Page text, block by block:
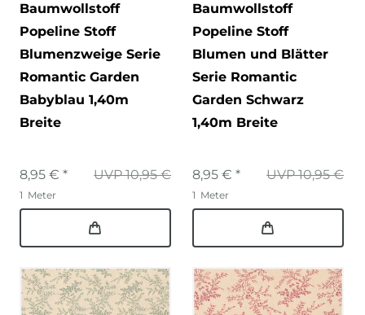
Baumwollstoff
Popeline Stoff
Blumenzweige Serie
Romantic Garden
Babyblau 1,40m
Breite
UVP 10,95 €
8,95 € *
1 Meter
Baumwollstoff
Popeline Stoff
Blumen und Blätter
Serie Romantic
Garden Schwarz
1,40m Breite
UVP 10,95 €
8,95 € *
1 Meter